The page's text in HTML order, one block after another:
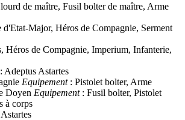
de maître, Fusil bolter de maître, Arme
d'Etat-Major, Héros de Compagnie, Serment
Héros de Compagnie, Imperium, Infanterie,
: Adeptus Astartes
Equipement: Pistolet bolter, Arme
Doyen Equipement: Fusil bolter, Pistolet
à corps